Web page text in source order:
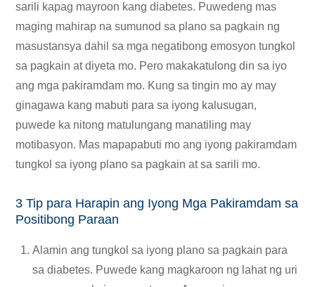
sarili kapag mayroon kang diabetes. Puwedeng mas
maging mahirap na sumunod sa plano sa pagkain ng
masustansya dahil sa mga negatibong emosyon tungkol
sa pagkain at diyeta mo. Pero makakatulong din sa iyo
ang mga pakiramdam mo. Kung sa tingin mo ay may
ginagawa kang mabuti para sa iyong kalusugan,
puwede ka nitong matulungang manatiling may
motibasyon. Mas mapapabuti mo ang iyong pakiramdam
tungkol sa iyong plano sa pagkain at sa sarili mo.
3 Tip para Harapin ang Iyong Mga Pakiramdam sa
Positibong Paraan
Alamin ang tungkol sa iyong plano sa pagkain para
sa diabetes. Puwede kang magkaroon ng lahat ng uri